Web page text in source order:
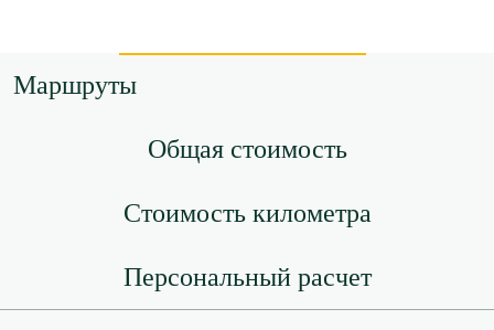
Маршруты
Общая стоимость
Стоимость километра
Персональный расчет